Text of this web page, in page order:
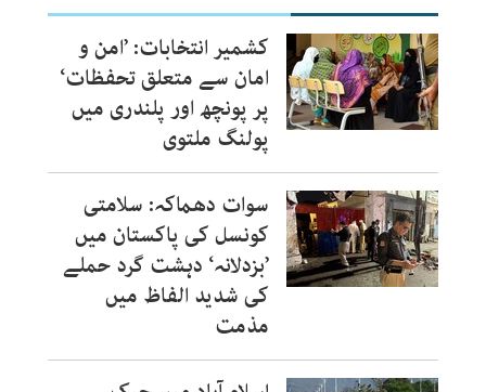
کشمیر انتخابات: ’امن و
امان سے متعلق تحفظات‘
پر پونچھ اور پلندری میں
پولنگ ملتوی
سوات دھماکہ: سلامتی
کونسل کی پاکستان میں
’بزدلانہ‘ دہشت گرد حملے
کی شدید الفاظ میں
مذمت